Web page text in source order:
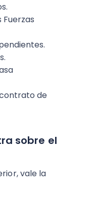
Fuerzas
de
sobre el
vale la